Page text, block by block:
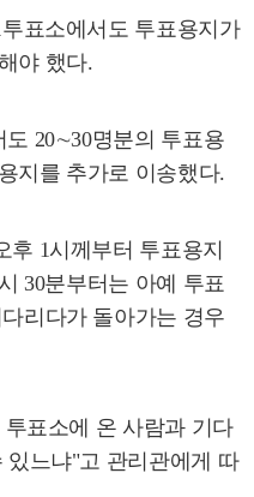
표소에서도 투표용지가
야 했다.
20∼30명분의 투표용
지를 추가로 이송했다.
후 1시께부터 투표용지
30분부터는 아예 투표
리다가 돌아가는 경우
표소에 온 사람과 기다
있느냐"고 관리관에게 따